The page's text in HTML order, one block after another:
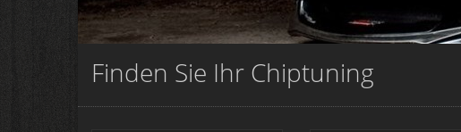
Finden Sie Ihr Chiptuning